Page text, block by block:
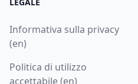
Informativa sulla privacy
(en)
Politica di utilizzo
accettabile (en)